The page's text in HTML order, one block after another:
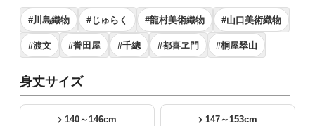
#川島織物 #じゅらく #龍村美術織物 #山口美術織物
#渡文 #誉田屋 #千總 #都喜ヱ門 #桐屋翠山
身丈サイズ
140～146cm 147～153cm